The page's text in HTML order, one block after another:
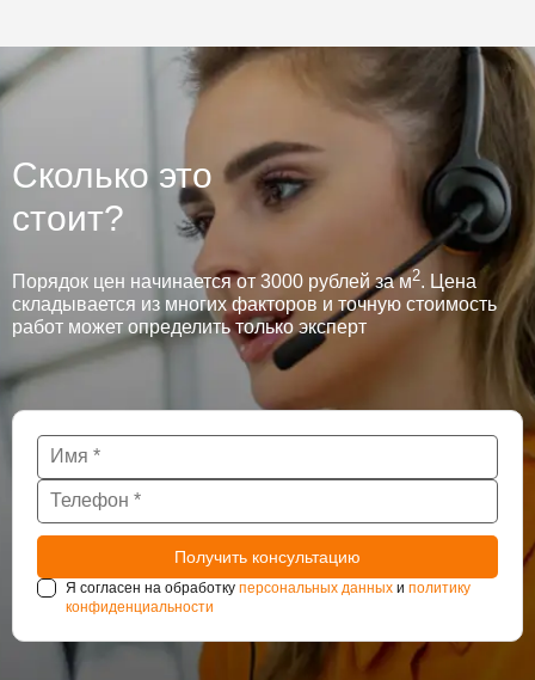
Сколько это
стоит?
Порядок цен начинается от 3000 рублей за м2. Цена
складывается из многих факторов и точную стоимость
работ может определить только эксперт
Я согласен на обработку персональных данных и политику
конфиденциальности